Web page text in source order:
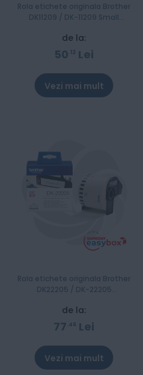
Rola etichete originala Brother
DK11209 / DK-11209 Small
de la:
50 12 Lei
Vezi mai mult
Stoc epuizat
Rola etichete originala Brother
DK22205 / DK-22205
62mm x 30.48m
de la:
77 46 Lei
Vezi mai mult